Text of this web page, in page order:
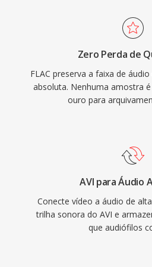
mais universalmente
amplamente suportado por
mídia é ferramentas de
no codec. Três benefícios
Primeiro, restauracao
sinal original na
metadados embutidos via
é arte de álbum mantém às
organizadas sem arquivos
atritos legais para
fabricantes de hardware.
Zero Perda de
FLAC preserva a faixa de
absoluta. Nenhuma amostra
ouro para
AVI para Áudio
Conecte vídeo a áudio de
trilha sonora do AVI e
que audiófilos